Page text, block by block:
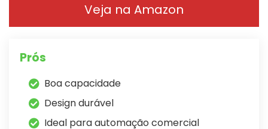
Veja na Amazon
Prós
Boa capacidade
Design durável
Ideal para automação comercial